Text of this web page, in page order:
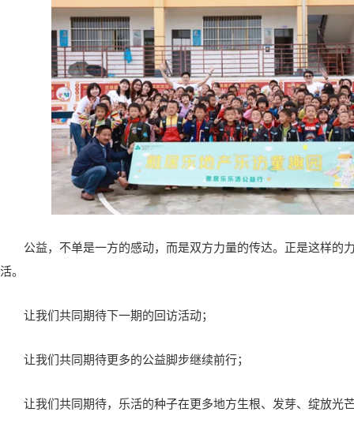
公益，不单是一方的感动，而是双方力量的传达。正是这样的
活。
让我们共同期待下一期的回访活动；
让我们共同期待更多的公益脚步继续前行；
让我们共同期待，乐活的种子在更多地方生根、发芽、绽放光